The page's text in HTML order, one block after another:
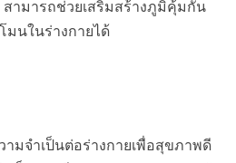
สามารถช่วยเสริมสร้างภูมิคุ้มกัน
มนในร่างกายได้
มจำเป็นต่อร่างกายเพื่อสุขภาพดี